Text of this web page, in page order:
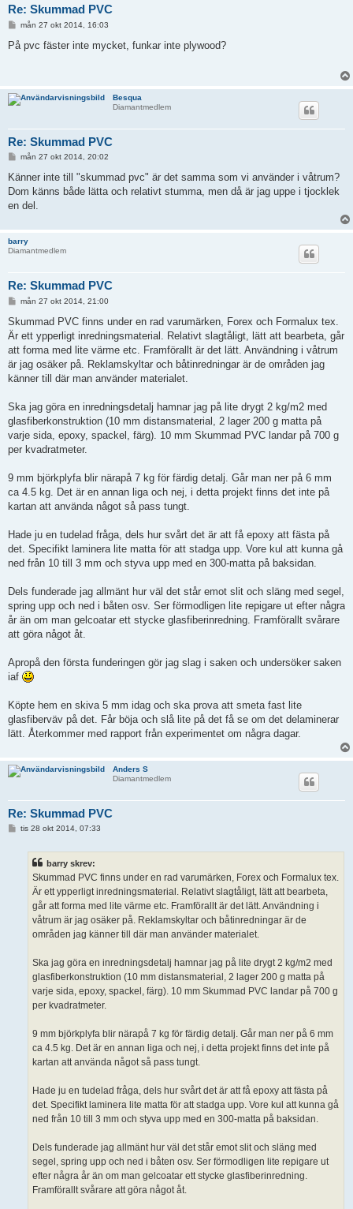
Re: Skummad PVC
l
mån 27 okt 2014, 16:03
På pvc fäster inte mycket, funkar inte plywood?
Besqua
Diamantmedlem
Re: Skummad PVC
l
g
g
mån 27 okt 2014, 20:02
Känner inte till "skummad pvc" är det samma som vi använder i våtrum?
Dom känns både lätta och relativt stumma, men då är jag uppe i tjocklek
en del.
barry
Diamantmedlem
Re: Skummad PVC
l
g
g
mån 27 okt 2014, 21:00
Skummad PVC finns under en rad varumärken, Forex och Formalux tex.
Är ett ypperligt inredningsmaterial. Relativt slagtåligt, lätt att bearbeta, går
att forma med lite värme etc. Framförallt är det lätt. Användning i våtrum
är jag osäker på. Reklamskyltar och båtinredningar är de områden jag
känner till där man använder materialet.
Ska jag göra en inredningsdetalj hamnar jag på lite drygt 2 kg/m2 med
glasfiberkonstruktion (10 mm distansmaterial, 2 lager 200 g matta på
varje sida, epoxy, spackel, färg). 10 mm Skummad PVC landar på 700 g
per kvadratmeter.
9 mm björkplyfa blir närapå 7 kg för färdig detalj. Går man ner på 6 mm
ca 4.5 kg. Det är en annan liga och nej, i detta projekt finns det inte på
kartan att använda något så pass tungt.
Hade ju en tudelad fråga, dels hur svårt det är att få epoxy att fästa på
det. Specifikt laminera lite matta för att stadga upp. Vore kul att kunna gå
ned från 10 till 3 mm och styva upp med en 300-matta på baksidan.
Dels funderade jag allmänt hur väl det står emot slit och släng med segel,
spring upp och ned i båten osv. Ser förmodligen lite repigare ut efter några
år än om man gelcoatar ett stycke glasfiberinredning. Framförallt svårare
att göra något åt.
Apropå den första funderingen gör jag slag i saken och undersöker saken
iaf
Köpte hem en skiva 5 mm idag och ska prova att smeta fast lite
glasfiberväv på det. Får böja och slå lite på det få se om det delaminerar
lätt. Återkommer med rapport från experimentet om några dagar.
Anders S
Diamantmedlem
Re: Skummad PVC
tis 28 okt 2014, 07:33
barry skrev:
Skummad PVC finns under en rad varumärken, Forex och Formalux tex.
Är ett ypperligt inredningsmaterial. Relativt slagtåligt, lätt att bearbeta,
går att forma med lite värme etc. Framförallt är det lätt. Användning i
våtrum är jag osäker på. Reklamskyltar och båtinredningar är de
områden jag känner till där man använder materialet.
Ska jag göra en inredningsdetalj hamnar jag på lite drygt 2 kg/m2 med
glasfiberkonstruktion (10 mm distansmaterial, 2 lager 200 g matta på
varje sida, epoxy, spackel, färg). 10 mm Skummad PVC landar på 700 g
per kvadratmeter.
9 mm björkplyfa blir närapå 7 kg för färdig detalj. Går man ner på 6 mm
ca 4.5 kg. Det är en annan liga och nej, i detta projekt finns det inte på
kartan att använda något så pass tungt.
Hade ju en tudelad fråga, dels hur svårt det är att få epoxy att fästa på
det. Specifikt laminera lite matta för att stadga upp. Vore kul att kunna gå
ned från 10 till 3 mm och styva upp med en 300-matta på baksidan.
Dels funderade jag allmänt hur väl det står emot slit och släng med
segel, spring upp och ned i båten osv. Ser förmodligen lite repigare ut
efter några år än om man gelcoatar ett stycke glasfiberinredning.
Framförallt svårare att göra något åt.